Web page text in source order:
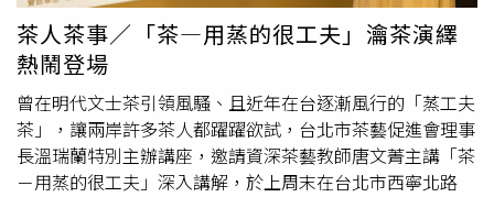
兩點。第一，川普是當前世界上唯一一位對以色列懷有同理
心的國家元首。如果我是以色列政府的內閣成員，我可能不
會去攻擊自己在全世界僅剩的最強大盟友。」他還表示，他
會提醒這些內閣成員，以色列約2/3的防禦性武器「是由美
國人製造的，並由美國納稅人資金支付」。美國每年向以色
列提供約40億美元的軍事援助，但兩國目前正在談判新的援
助協議。萬斯說：「以色列的問題不在於川普，任何認為該
茶人茶事／「茶—用蒸的很工夫」瀹茶演繹
熱鬧登場
曾在明代文士茶引領風騷、且近年在台逐漸風行的「蒸工夫
茶」，讓兩岸許多茶人都躍躍欲試，台北市茶藝促進會理事
長溫瑞蘭特別主辦講座，邀請資深茶藝教師唐文菁主講「茶
－用蒸的很工夫」深入講解，於上周末在台北市西寧北路